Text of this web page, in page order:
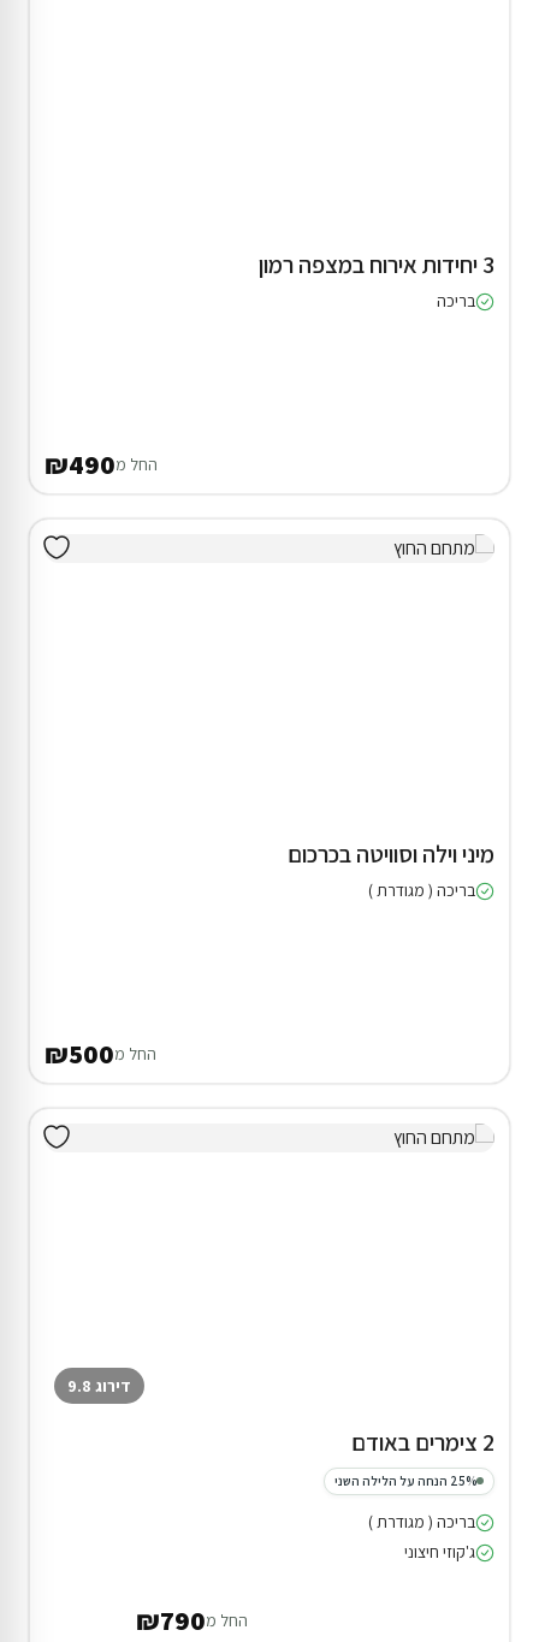
3 יחידות אירוח במצפה רמון
בריכה
החל מ₪490
מיני וילה וסוויטה בכרכום
בריכה ( מגודרת )
החל מ₪500
דירוג 9.8
2 צימרים באודם
25% הנחה על הלילה השני
בריכה ( מגודרת )
ג'קוזי חיצוני
החל מ₪790